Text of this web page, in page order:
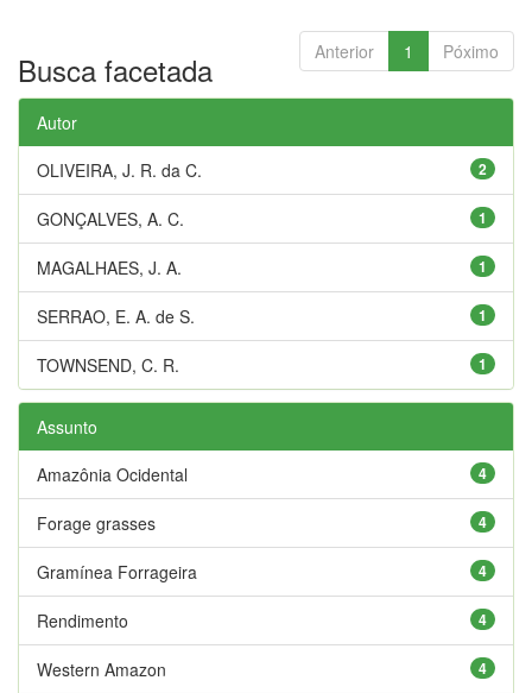
Anterior 1 Póximo
Busca facetada
Autor
2
OLIVEIRA, J. R. da C.
1
GONÇALVES, A. C.
1
MAGALHAES, J. A.
1
SERRAO, E. A. de S.
1
TOWNSEND, C. R.
Assunto
4
Amazônia Ocidental
4
Forage grasses
4
Gramínea Forrageira
4
Rendimento
4
Western Amazon